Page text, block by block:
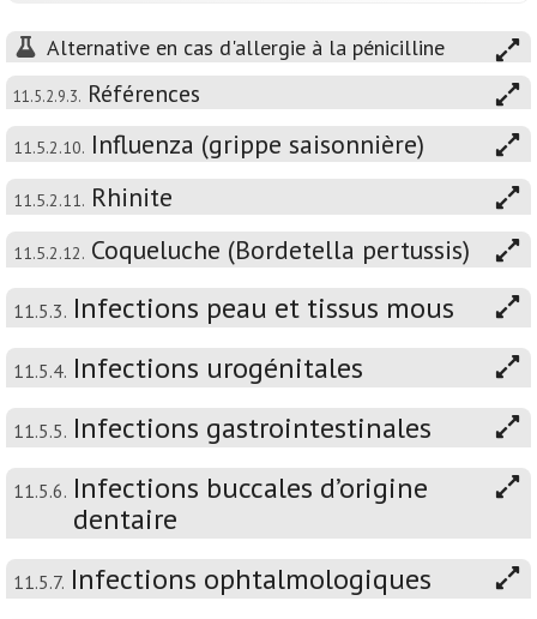
Alternative en cas d'allergie à la pénicilline
11.5.2.9.3. Références
11.5.2.10. Influenza (grippe saisonnière)
11.5.2.11. Rhinite
11.5.2.12. Coqueluche (Bordetella pertussis)
11.5.3. Infections peau et tissus mous
11.5.4. Infections urogénitales
11.5.5. Infections gastrointestinales
11.5.6. Infections buccales d’origine
dentaire
11.5.7. Infections ophtalmologiques